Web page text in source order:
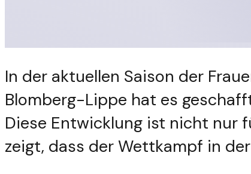
In der aktuellen Saison der
Blomberg-Lippe hat es
Diese Entwicklung ist nicht nur
zeigt, dass der Wettkampf in